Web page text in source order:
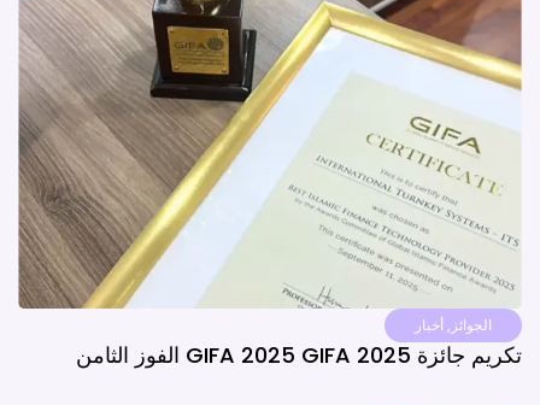
الجوائز , أخبار
تكريم جائزة GIFA 2025 GIFA 2025 الفوز الثامن